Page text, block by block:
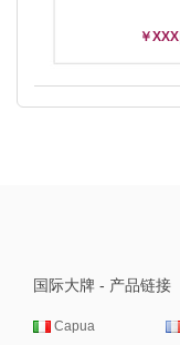
￥XXX
国际大牌 - 产品链接
Capua